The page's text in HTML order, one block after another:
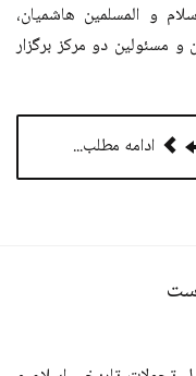
و المسلمین هاشمیان،
مسئولین دو مرکز برگزار
ادامه مطلب...